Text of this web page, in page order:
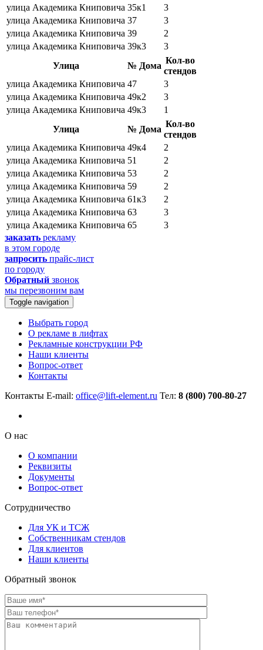
улица Академика Книповича 35к1
3
улица Академика Книповича 37
3
улица Академика Книповича 39
2
улица Академика Книповича 39к3
3
Улица
№ Дома
Кол-во
стендов
улица Академика Книповича 47
3
улица Академика Книповича 49к2
3
улица Академика Книповича 49к3
1
Улица
№ Дома
Кол-во
стендов
улица Академика Книповича 49к4
2
улица Академика Книповича 51
2
улица Академика Книповича 53
2
улица Академика Книповича 59
2
улица Академика Книповича 61к3
2
улица Академика Книповича 63
3
улица Академика Книповича 65
3
заказать рекламу
в этом городе
запросить прайс-лист
по городу
Обратный звонок
мы перезвоним вам
Toggle navigation
Выбрать город
О рекламе в лифтах
Рекламные конструкции РФ
Наши клиенты
Вопрос-ответ
Контакты
Контакты E-mail: office@lift-element.ru Тел: 8 (800) 700-80-27
О нас
О компании
Реквизиты
Документы
Вопрос-ответ
Сотрудничество
Для УК и ТСЖ
Собственникам стендов
Для клиентов
Наши клиенты
Обратный звонок